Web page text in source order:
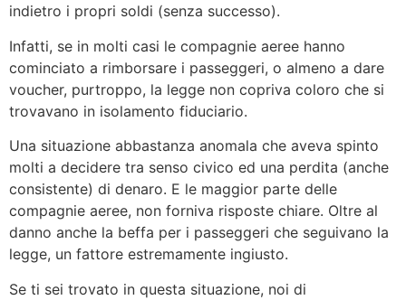
indietro i propri soldi (senza successo).
Infatti, se in molti casi le compagnie aeree hanno
cominciato a rimborsare i passeggeri, o almeno a dare
voucher, purtroppo, la legge non copriva coloro che si
trovavano in isolamento fiduciario.
Una situazione abbastanza anomala che aveva spinto
molti a decidere tra senso civico ed una perdita (anche
consistente) di denaro. E le maggior parte delle
compagnie aeree, non forniva risposte chiare. Oltre al
danno anche la beffa per i passeggeri che seguivano la
legge, un fattore estremamente ingiusto.
Se ti sei trovato in questa situazione, noi di